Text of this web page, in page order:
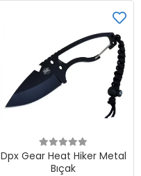
Dpx Gear Heat Hiker Metal
Bıçak